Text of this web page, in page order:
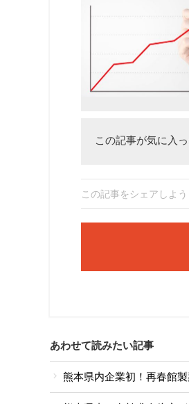
この記事が気に入
この記事をシェアしよう
あわせて読みたい記事
熊本県内企業初！再春館